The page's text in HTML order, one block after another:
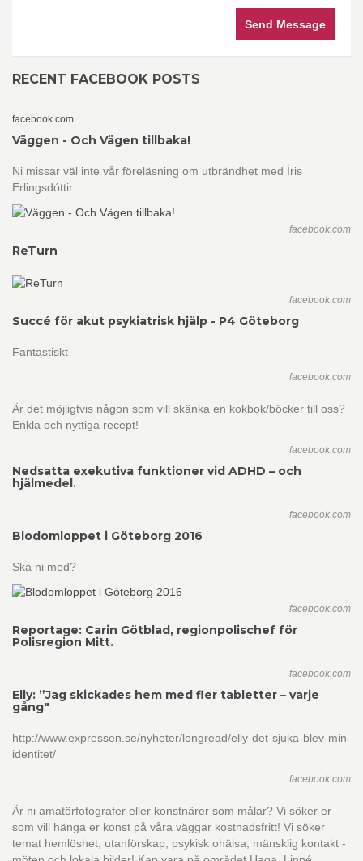
Send Message
RECENT FACEBOOK POSTS
facebook.com
Väggen - Och Vägen tillbaka!
Ni missar väl inte vår föreläsning om utbrändhet med Íris
Erlingsdóttir
facebook.com
ReTurn
facebook.com
Succé för akut psykiatrisk hjälp - P4 Göteborg
Fantastiskt
facebook.com
Är det möjligtvis någon som vill skänka en kokbok/böcker till oss?
Enkla och nyttiga recept!
facebook.com
Nedsatta exekutiva funktioner vid ADHD – och
hjälmedel.
facebook.com
Blodomloppet i Göteborg 2016
Ska ni med?
facebook.com
Reportage: Carin Götblad, regionpolischef för
Polisregion Mitt.
facebook.com
Elly: ”Jag skickades hem med fler tabletter – varje
gång"
http://www.expressen.se/nyheter/longread/elly-det-sjuka-blev-min-
identitet/
facebook.com
Är ni amatörfotografer eller konstnärer som målar? Vi söker er
som vill hänga er konst på våra väggar kostnadsfritt! Vi söker
temat hemlöshet, utanförskap, psykisk ohälsa, mänsklig kontakt -